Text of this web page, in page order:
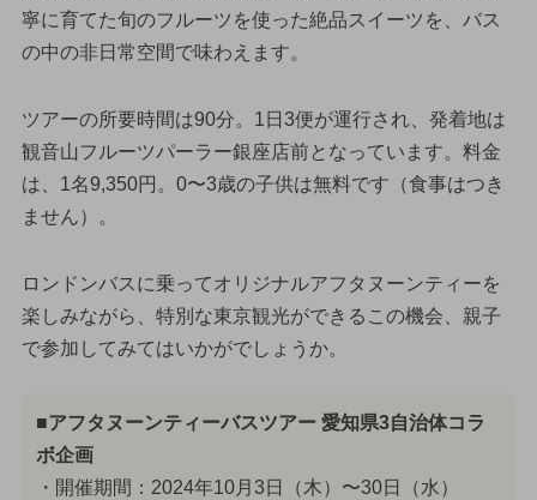
寧に育てた旬のフルーツを使った絶品スイーツを、バス
の中の非日常空間で味わえます。
ツアーの所要時間は90分。1日3便が運行され、発着地は
観音山フルーツパーラー銀座店前となっています。料金
は、1名9,350円。0〜3歳の子供は無料です（食事はつき
ません）。
ロンドンバスに乗ってオリジナルアフタヌーンティーを
楽しみながら、特別な東京観光ができるこの機会、親子
で参加してみてはいかがでしょうか。
■アフタヌーンティーバスツアー 愛知県3自治体コラ
ボ企画
・開催期間：2024年10月3日（木）〜30日（水）